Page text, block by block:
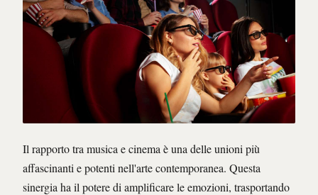
Il rapporto tra musica e cinema è una delle unioni più
affascinanti e potenti nell'arte contemporanea. Questa
sinergia ha il potere di amplificare le emozioni, trasportando